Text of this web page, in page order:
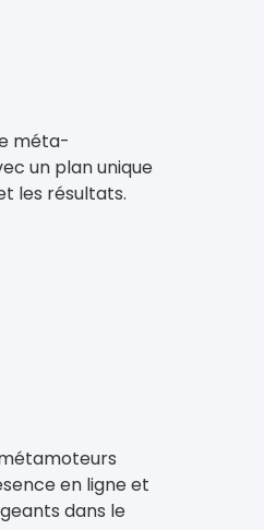
méta-
un plan unique
les résultats.
en ligne et
dans le